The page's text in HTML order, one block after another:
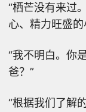
“栖芒没有来过
心、精力旺盛的
“我不明白。你
爸？”
“根据我们了解